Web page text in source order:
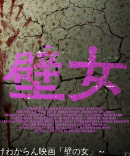
わからん映画「壁の女」～